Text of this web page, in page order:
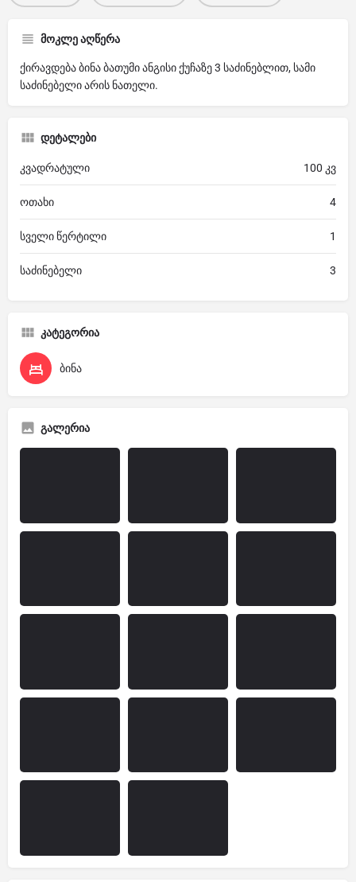
მოკლე აღწერა
ქირავდება ბინა ბათუმი ანგისი ქუჩაზე 3 საძინებლით, სამი
საძინებელი არის ნათელი.
დეტალები
კვადრატული 100 კვ
ოთახი 4
სველი წერტილი 1
საძინებელი 3
კატეგორია
ბინა
გალერია